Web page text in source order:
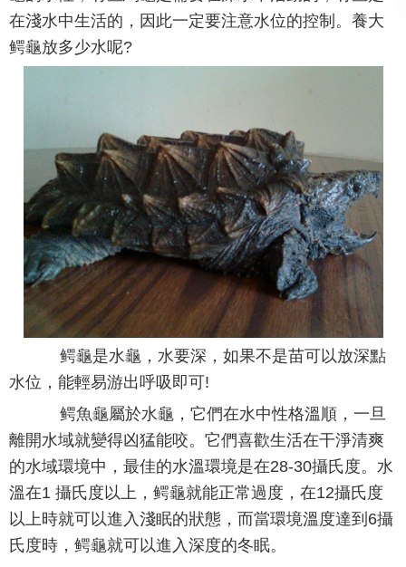
在淺水中生活的，因此一定要注意水位的控制。養大
鳄龜放多少水呢?
鳄龜是水龜，水要深，如果不是苗可以放深點
水位，能輕易游出呼吸即可!
鳄魚龜屬於水龜，它們在水中性格溫順，一旦
離開水域就變得凶猛能咬。它們喜歡生活在干淨清爽
的水域環境中，最佳的水溫環境是在28-30攝氏度。水
溫在1 攝氏度以上，鳄龜就能正常過度，在12攝氏度
以上時就可以進入淺眠的狀態，而當環境溫度達到6攝
氏度時，鳄龜就可以進入深度的冬眠。